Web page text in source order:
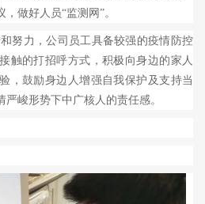
做好人员“监测网”。
努力，公司员工具备较强的疫情防控
触的打招呼方式，积极向身边的家人
，鼓励身边人增强自我保护及支持当
峻形势下中广核人的责任感。